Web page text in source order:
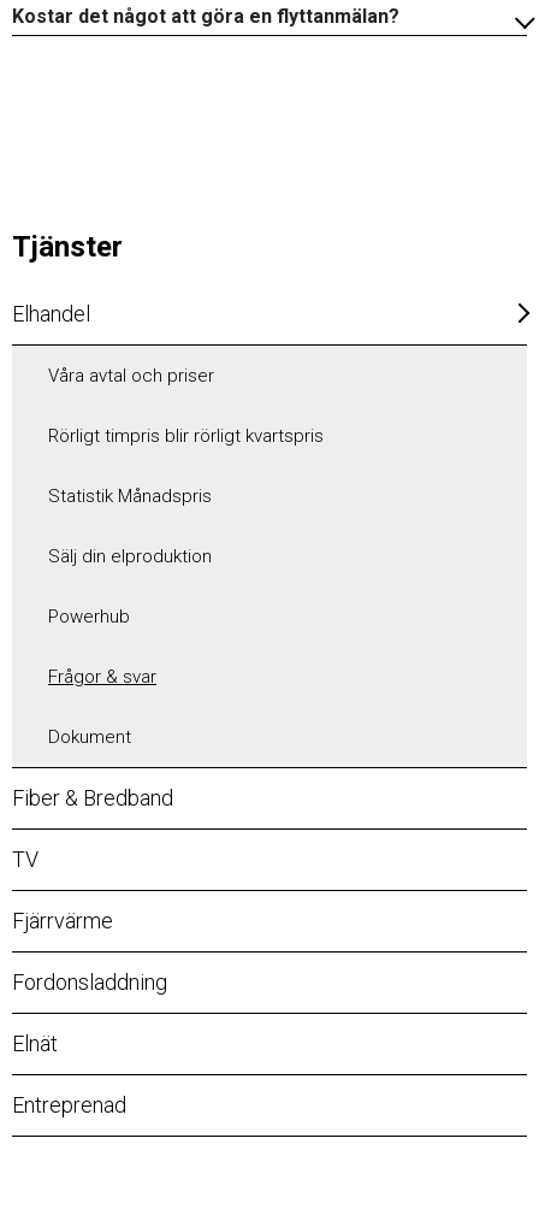
Tjänster
Elhandel
Våra avtal och priser
Rörligt timpris blir rörligt kvartspris
Statistik Månadspris
Sälj din elproduktion
Powerhub
Frågor & svar
Dokument
Fiber & Bredband
TV
Fjärrvärme
Fordonsladdning
Elnät
Entreprenad
Kostar det något att göra en flyttanmälan?